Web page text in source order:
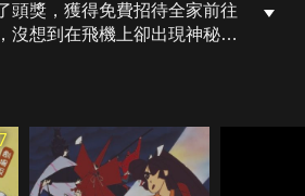
頭獎，獲得免費招待全家前往
沒想到在飛機上卻出現神秘組
說中的寶藏，必須靠王子和小
小新能阻止他們的陰謀嗎…